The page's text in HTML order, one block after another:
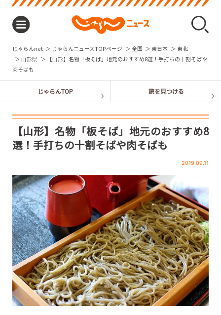
じゃらんnet じゃらんニュースTOPページ 全国 東日本
東北
山形県
【山形】名物「板そば」地元のおすすめ8選！手打ちの十割そばや
肉そばも
2019.09.11
【山形】名物「板そば」地元のおすすめ8
選！手打ちの十割そばや肉そばも